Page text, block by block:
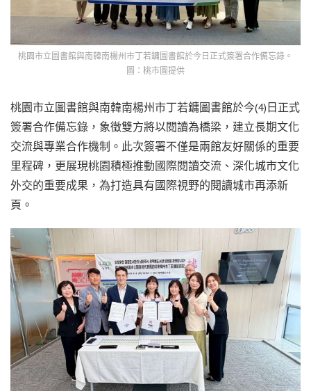
桃園市立圖書館與南韓南楊州市丁若鏞圖書館於今日正式簽署合作備忘錄。
圖：桃市圖提供
桃園市立圖書館與南韓南楊州市丁若鏞圖書館於今(4)日正式
簽署合作備忘錄，象徵雙方將以閱讀為橋梁，建立長期文化
交流與專業合作機制。此次簽署不僅是兩館友好關係的重要
里程碑，更展現桃園積極推動國際閱讀交流、深化城市文化
外交的重要成果，為打造具有國際視野的閱讀城市再添新
頁。